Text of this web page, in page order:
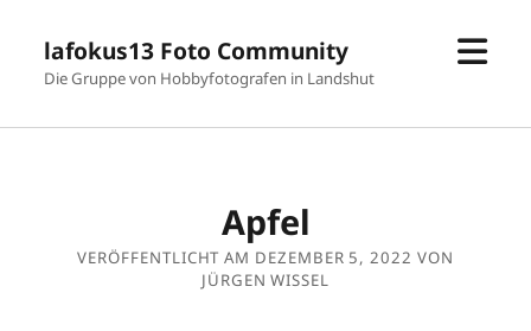
lafokus13 Foto Community
Die Gruppe von Hobbyfotografen in Landshut
Apfel
VERÖFFENTLICHT AM DEZEMBER 5, 2022 VON
JÜRGEN WISSEL